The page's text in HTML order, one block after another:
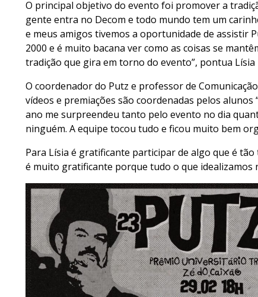
O principal objetivo do evento foi promover a
gente entra no Decom e todo mundo tem um
e meus amigos tivemos a oportunidade de assistir
2000 e é muito bacana ver como as coisas se
tradição que gira em torno do evento”, pontua Lísia
O coordenador do Putz e professor de
vídeos e premiações são coordenadas pelos
ano me surpreendeu tanto pelo evento no dia
ninguém. A equipe tocou tudo e ficou muito bem
Para Lísia é gratificante participar de algo que é
é muito gratificante porque tudo o que idealizamos